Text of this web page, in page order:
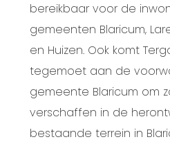
bereikbaar voor de
gemeenten Blaricum,
en Huizen. Ook komt
tegemoet aan de
gemeente Blaricum om
verschaffen in de
bestaande terrein in